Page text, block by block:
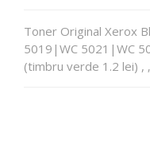
Toner Original Xerox
5019|WC 5021|WC
(timbru verde 1.2 lei) ,